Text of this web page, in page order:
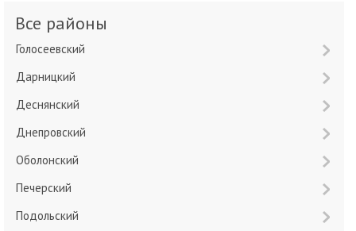
Все районы
Голосеевский
Дарницкий
Деснянский
Днепровский
Оболонский
Печерский
Подольский